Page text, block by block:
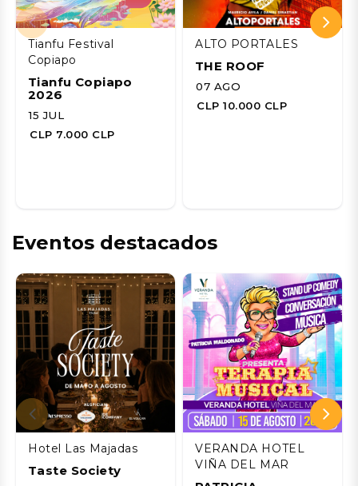
Tianfu Festival
Copiapo
Tianfu Copiapo
2026
15 JUL
CLP 7.000 CLP
ALTO PORTALES
THE ROOF
07 AGO
CLP 10.000 CLP
Eventos destacados
Hotel Las Majadas
Taste Society
VERANDA HOTEL
VIÑA DEL MAR